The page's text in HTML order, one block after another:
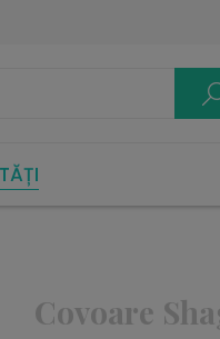
Covoare